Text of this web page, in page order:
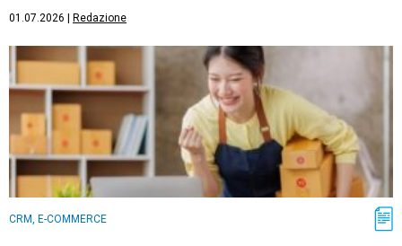
01.07.2026 Redazione
CRM, E-COMMERCE